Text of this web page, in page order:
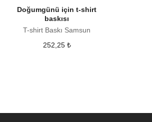
Doğumgünü için t-shirt
baskısı
T-shirt Baskı Samsun
252,25 ₺